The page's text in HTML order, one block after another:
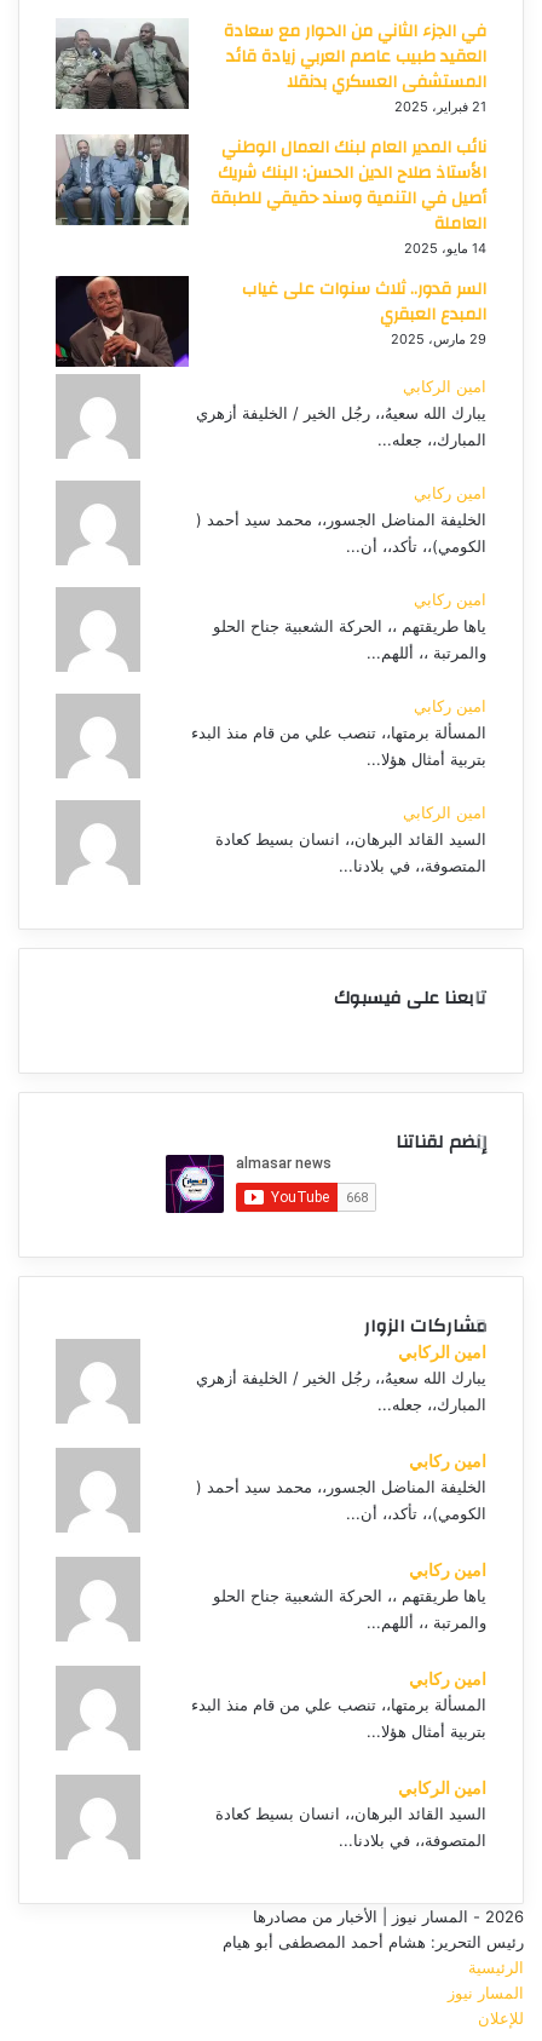
في الجزء الثاني من الحوار مع سعادة
العقيد طبيب عاصم العربي زيادة قائد
المستشفى العسكري بدنقلا
21 فبراير، 2025
نائب المدير العام لبنك العمال الوطني
الأستاذ صلاح الدين الحسن: البنك شريك
أصيل في التنمية وسند حقيقي للطبقة
العاملة
14 مايو، 2025
السر قدور.. ثلاث سنوات على غياب
المبدع العبقري
29 مارس، 2025
امين الركابي
يبارك الله سعيهُ،، رجُل الخير / الخليفة أزهري
المبارك،، جعله...
امين ركابي
الخليفة المناضل الجسور،، محمد سيد أحمد (
الكومي)،، تأكد،، أن...
امين ركابي
ياها طريقتهم ،، الحركة الشعبية جناح الحلو
والمرتبة ،، أللهم...
امين ركابي
المسألة برمتها،، تنصب علي من قام منذ البدء
بتربية أمثال هؤلا...
امين الركابي
السيد القائد البرهان،، انسان بسيط كعادة
المتصوفة،، في بلادنا...
تابعنا على فيسبوك
إنضم لقناتنا
مشاركات الزوار
امين الركابي
يبارك الله سعيهُ،، رجُل الخير / الخليفة أزهري
المبارك،، جعله...
امين ركابي
الخليفة المناضل الجسور،، محمد سيد أحمد (
الكومي)،، تأكد،، أن...
امين ركابي
ياها طريقتهم ،، الحركة الشعبية جناح الحلو
والمرتبة ،، أللهم...
امين ركابي
المسألة برمتها،، تنصب علي من قام منذ البدء
بتربية أمثال هؤلا...
امين الركابي
السيد القائد البرهان،، انسان بسيط كعادة
المتصوفة،، في بلادنا...
2026 - المسار نيوز | الأخبار من مصادرها
رئيس التحرير: هشام أحمد المصطفى أبو هيام
الرئيسية
المسار نيوز
للإعلان